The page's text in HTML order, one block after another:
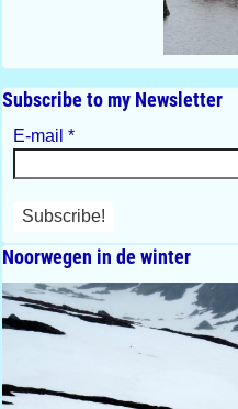
Subscribe to my Newsletter
E-mail *
Noorwegen in de winter